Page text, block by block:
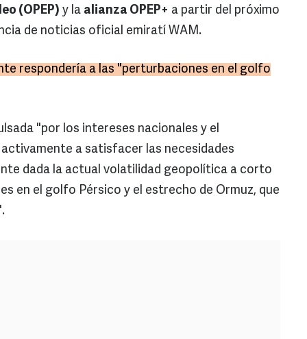
(OPEP) y la alianza OPEP+ a partir del próximo
de noticias oficial emiratí WAM.
respondería a las "perturbaciones en el golfo
"por los intereses nacionales y el
a satisfacer las necesidades
dada la actual volatilidad geopolítica a corto
en el golfo Pérsico y el estrecho de Ormuz, que